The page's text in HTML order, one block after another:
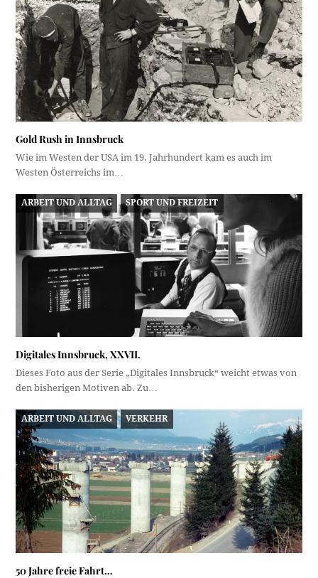
Gold Rush in Innsbruck
Wie im Westen der USA im 19. Jahrhundert kam es auch im
Westen Österreichs im…
ARBEIT UND ALLTAG SPORT UND FREIZEIT
Digitales Innsbruck, XXVII.
Dieses Foto aus der Serie „Digitales Innsbruck“ weicht etwas von
den bisherigen Motiven ab. Zu…
ARBEIT UND ALLTAG VERKEHR
50 Jahre freie Fahrt…